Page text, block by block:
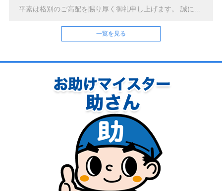
平素は格別のご高配を賜り厚く御礼申し上げます。 誠に...
一覧を見る